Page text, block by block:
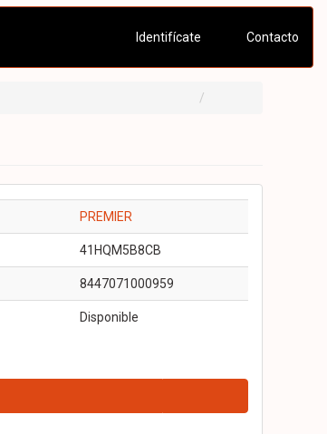
Identifícate Contacto
PREMIER
41HQM5B8CB
8447071000959
Disponible